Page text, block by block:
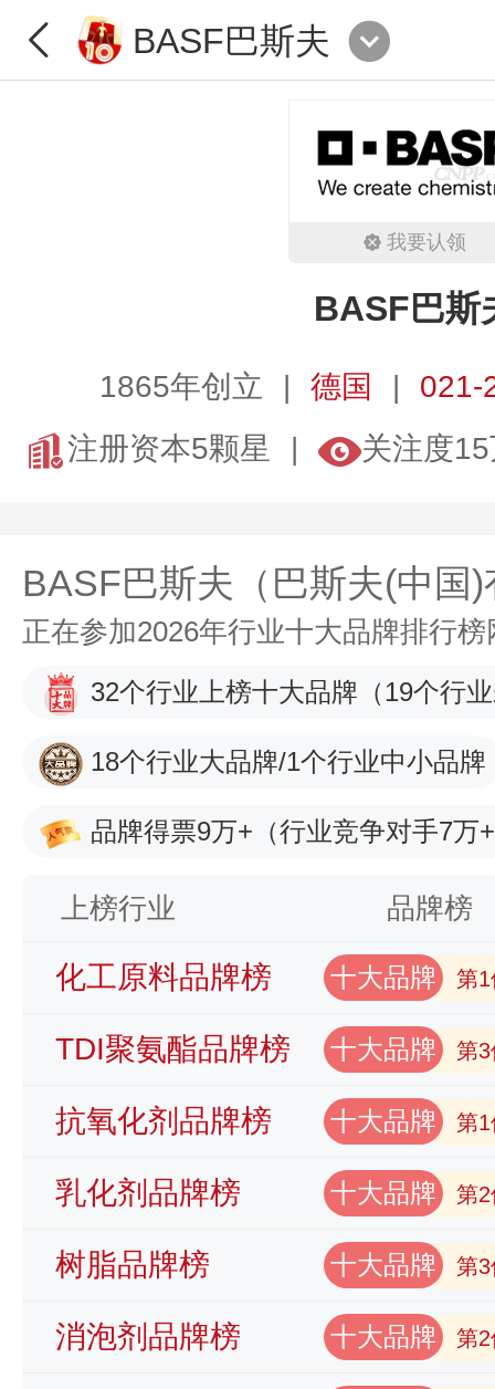
BASF巴斯夫
我要认领
BASF巴斯
1865年创立 德国
021-
注册资本5颗星
关注度
BASF巴斯夫（巴斯夫(中国
正在参加2026年行业十大品牌排行
32个行业上榜十大品牌 （19个行
18个行业大品牌/1个行业中小品牌
品牌得票9万+ （行业竞争对手7万
上榜行业 品牌榜
化工原料品牌榜 十大品牌 第1
TDI聚氨酯品牌榜 十大品牌 第3
抗氧化剂品牌榜 十大品牌 第1
乳化剂品牌榜 十大品牌 第2
树脂品牌榜 十大品牌 第3
消泡剂品牌榜 十大品牌 第2